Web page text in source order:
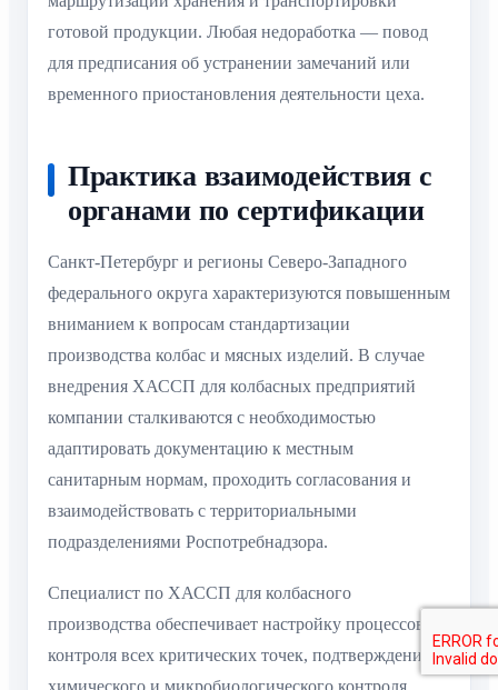
готовой продукции. Любая недоработка — повод
для предписания об устранении замечаний или
временного приостановления деятельности цеха.
Практика взаимодействия с
органами по сертификации
Санкт-Петербург и регионы Северо-Западного
федерального округа характеризуются повышенным
вниманием к вопросам стандартизации
производства колбас и мясных изделий. В случае
внедрения ХАССП для колбасных предприятий
компании сталкиваются с необходимостью
адаптировать документацию к местным
санитарным нормам, проходить согласования и
взаимодействовать с территориальными
подразделениями Роспотребнадзора.
Специалист по ХАССП для колбасного
производства обеспечивает настройку процессов
контроля всех критических точек, подтверждение
химического и микробиологического контроля